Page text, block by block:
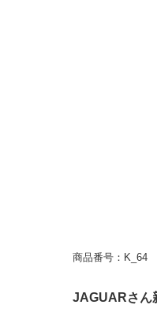
商品番号：K_64
JAGUARさん